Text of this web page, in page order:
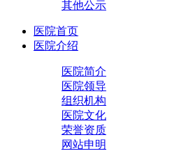
其他公示
医院首页
医院介绍
医院简介
医院领导
组织机构
医院文化
荣誉资质
网站申明